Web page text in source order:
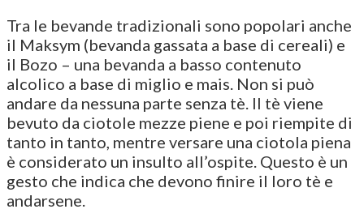
Tra le bevande tradizionali sono popolari anche
il Maksym (bevanda gassata a base di cereali) e
il Bozo – una bevanda a basso contenuto
alcolico a base di miglio e mais. Non si può
andare da nessuna parte senza tè. Il tè viene
bevuto da ciotole mezze piene e poi riempite di
tanto in tanto, mentre versare una ciotola piena
è considerato un insulto all’ospite. Questo è un
gesto che indica che devono finire il loro tè e
andarsene.